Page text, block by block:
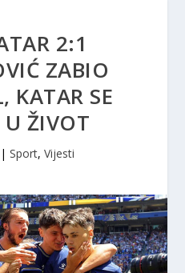
2:1
ZABIO
KATAR SE
ŽIVOT
| Sport, Vijesti